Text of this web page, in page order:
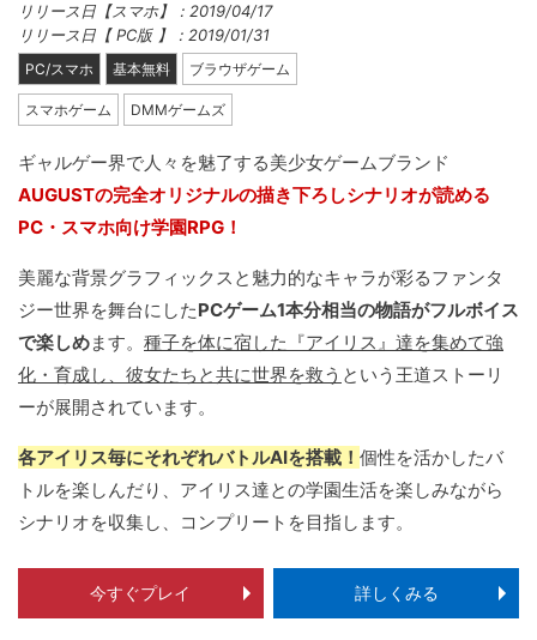
リリース日【スマホ】：2019/04/17
リリース日【 PC版 】：2019/01/31
PC/スマホ 基本無料 ブラウザゲーム
スマホゲーム DMMゲームズ
ギャルゲー界で人々を魅了する美少女ゲームブランド
AUGUSTの完全オリジナルの描き下ろしシナリオが読める
PC・スマホ向け学園RPG！
美麗な背景グラフィックスと魅力的なキャラが彩るファンタ
ジー世界を舞台にしたPCゲーム1本分相当の物語がフルボイス
で楽しめます。 種子を体に宿した『アイリス』達を集めて強
化・育成し、彼女たちと共に世界を救う という王道ストーリ
ーが展開されています。
各アイリス毎にそれぞれバトルAIを搭載！ 個性を活かしたバ
トルを楽しんだり、アイリス達との学園生活を楽しみながら
シナリオを収集し、コンプリートを目指します。
今すぐプレイ 詳しくみる